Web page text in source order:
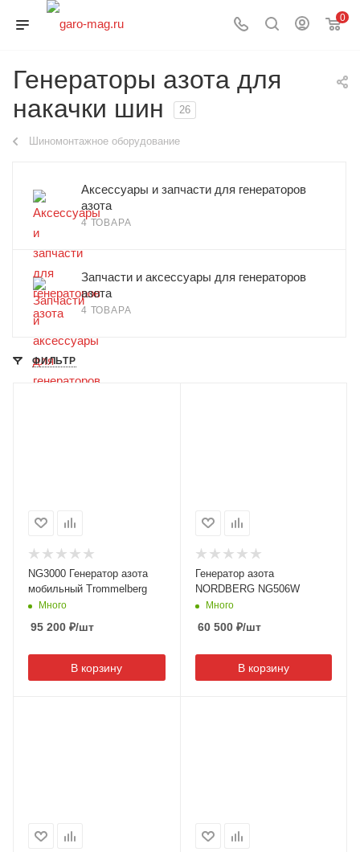
0
Генераторы азота для
накачки шин
26
Шиномонтажное оборудование
Аксессуары и запчасти для генераторов
азота
4 ТОВАРА
Запчасти и аксессуары для генераторов
азота
4 ТОВАРА
ФИЛЬТР
NG3000 Генератор азота
мобильный Trommelberg
Много
95 200 ₽/шт
В корзину
Генератор азота
NORDBERG NG506W
Много
60 500₽/шт
В корзину